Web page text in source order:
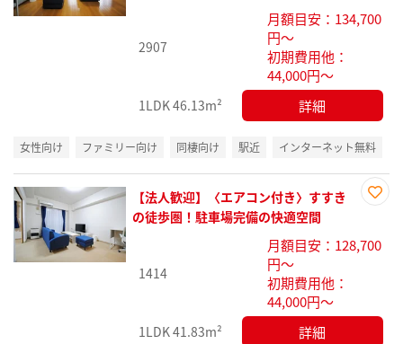
録
2907
月額目安：134,700
円～
初期費用他：
44,000円～
1LDK46.13m² 詳細
女性向け ファミリー向け 同棲向け 駅近 インターネット無料
り登
【法人歓迎】〈エアコン付き〉すすき
の徒歩圏！駐車場完備の快適空間
1414
月額目安：128,700
円～
初期費用他：
44,000円～
1LDK41.83m² 詳細